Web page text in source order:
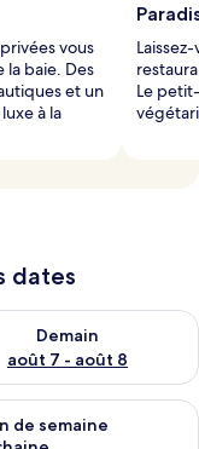
vous
baie. Des
et un
à la
Le
dates
- août 7
Demain
août 7 - août 8
la disponibilité pour
août 7 -
de semaine
disponibilité pour